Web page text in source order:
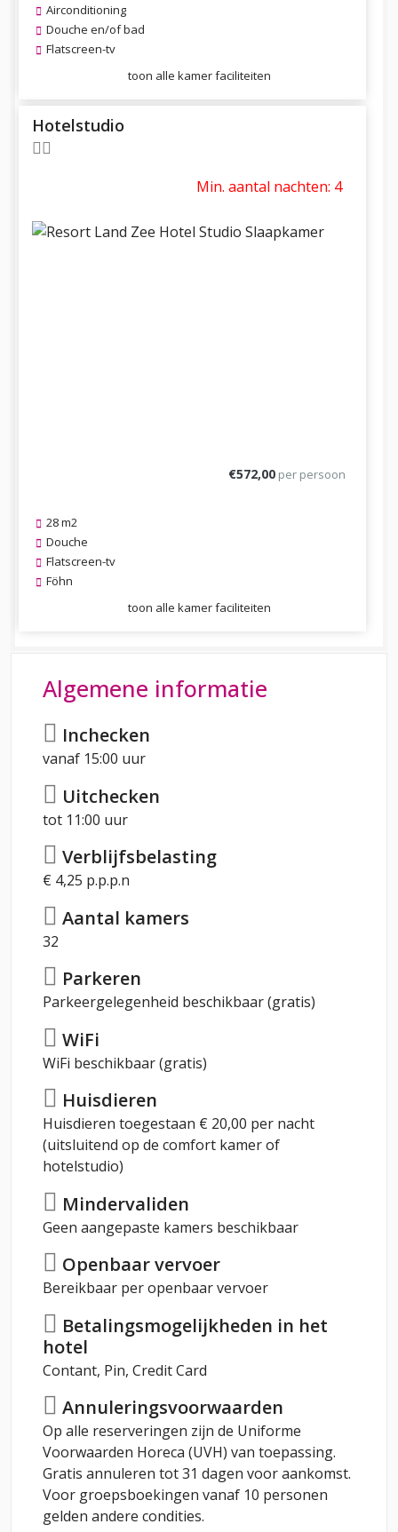
Airconditioning
Douche en/of bad
Flatscreen-tv
toon alle kamer faciliteiten
Hotelstudio
Min. aantal nachten: 4
€572,00 per persoon
28 m2
Douche
Flatscreen-tv
Föhn
toon alle kamer faciliteiten
Algemene informatie
Inchecken
vanaf 15:00 uur
Uitchecken
tot 11:00 uur
Verblijfsbelasting
€ 4,25 p.p.p.n
Aantal kamers
32
Parkeren
Parkeergelegenheid beschikbaar (gratis)
WiFi
WiFi beschikbaar (gratis)
Huisdieren
Huisdieren toegestaan € 20,00 per nacht
(uitsluitend op de comfort kamer of
hotelstudio)
Mindervaliden
Geen aangepaste kamers beschikbaar
Openbaar vervoer
Bereikbaar per openbaar vervoer
Betalingsmogelijkheden in het
hotel
Contant, Pin, Credit Card
Annuleringsvoorwaarden
Op alle reserveringen zijn de Uniforme
Voorwaarden Horeca (UVH) van toepassing.
Gratis annuleren tot 31 dagen voor aankomst.
Voor groepsboekingen vanaf 10 personen
gelden andere condities.